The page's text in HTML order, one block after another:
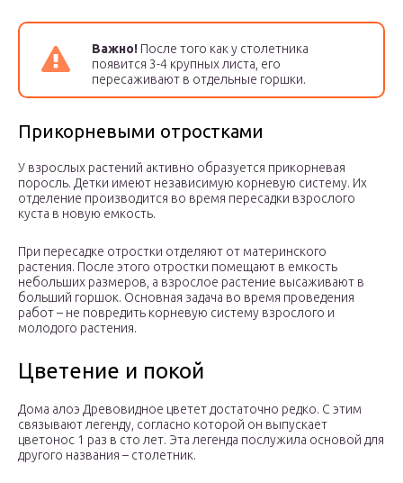
Важно! После того как у столетника
появится 3-4 крупных листа, его
пересаживают в отдельные горшки.
Прикорневыми отростками
У взрослых растений активно образуется прикорневая
поросль. Детки имеют независимую корневую систему. Их
отделение производится во время пересадки взрослого
куста в новую емкость.
При пересадке отростки отделяют от материнского
растения. После этого отростки помещают в емкость
небольших размеров, а взрослое растение высаживают в
больший горшок. Основная задача во время проведения
работ – не повредить корневую систему взрослого и
молодого растения.
Цветение и покой
Дома алоэ Древовидное цветет достаточно редко. С этим
связывают легенду, согласно которой он выпускает
цветонос 1 раз в сто лет. Эта легенда послужила основой для
другого названия – столетник.